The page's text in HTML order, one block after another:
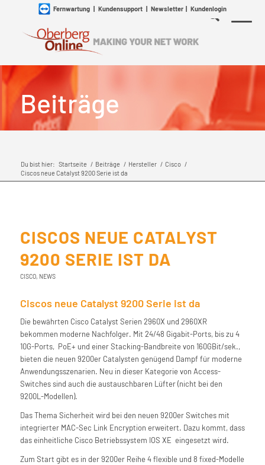
Fernwartung| Kundensupport| Newsletter| Kundenlogin
Beiträge
Du bist hier: Startseite / Beiträge / Hersteller / Cisco /
Ciscos neue Catalyst 9200 Serie ist da
CISCOS NEUE CATALYST
9200 SERIE IST DA
CISCO, NEWS
Ciscos neue Catalyst 9200 Serie ist da
Die bewährten Cisco Catalyst Serien 2960X und 2960XR
bekommen moderne Nachfolger. Mit 24/48 Gigabit-Ports, bis zu 4
10G-Ports, PoE+ und einer Stacking-Bandbreite von 160GBit/sek.,
bieten die neuen 9200er Catalysten genügend Dampf für moderne
Anwendungsszenarien. Neu in dieser Kategorie von Access-
Switches sind auch die austauschbaren Lüfter (nicht bei den
9200L-Modellen).
Das Thema Sicherheit wird bei den neuen 9200er Switches mit
integrierter MAC-Sec Link Encryption erweitert. Dazu kommt, dass
das einheitliche Cisco Betriebssystem IOS XE eingesetzt wird.
Zum Start gibt es in der 9200er Reihe 4 flexible und 8 fixed-Modelle